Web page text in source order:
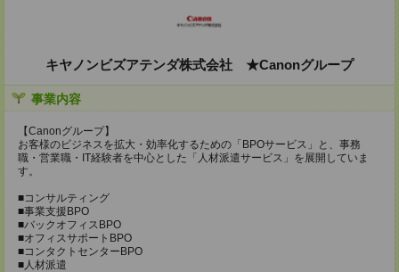
キヤノンビズアテンダ株式会社 ★Canonグループ
事業内容
【Canonグループ】
お客様のビジネスを拡大・効率化するための「BPOサービス」と、事務
職・営業職・IT経験者を中心とした「人材派遣サービス」を展開していま
す。
■コンサルティング
■事業支援BPO
■バックオフィスBPO
■オフィスサポートBPO
■コンタクトセンターBPO
■人材派遣